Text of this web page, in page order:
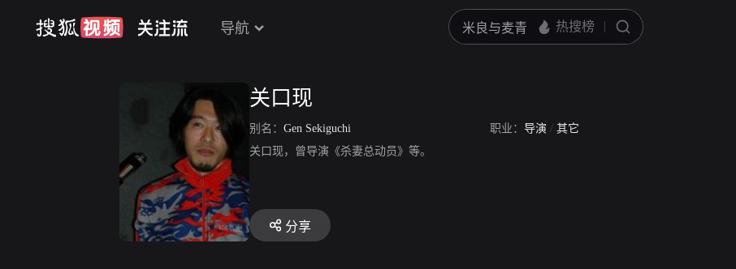
导航
关口现
别名： Gen Sekiguchi 职业： 导演 / 其它
关口现，曾导演《杀妻总动员》等。
分享